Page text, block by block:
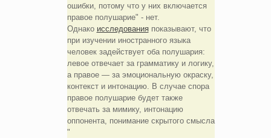
ошибки, потому что у них включается
правое полушарие" - нет.
Однако исследованияпоказывают, что
при изучении иностранного языка
человек задействует оба полушария:
левое отвечает за грамматику и логику,
а правое — за эмоциональную окраску,
контекст и интонацию. В случае спора
правое полушарие будет также
отвечать за мимику, интонацию
оппонента, понимание скрытого смысла